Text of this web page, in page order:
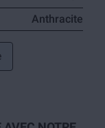
Anthracite